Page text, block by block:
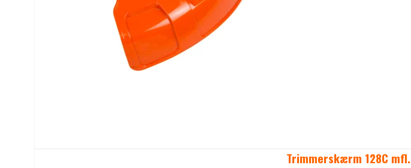
Trimmerskærm 128C mfl.